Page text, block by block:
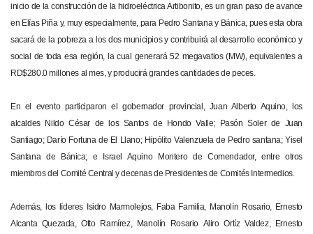
inicio de la construcción de la hidroeléctrica Artibonito, es un gran paso de avance
en Elías Piña y, muy especialmente, para Pedro Santana y Bánica, pues esta obra
sacará de la pobreza a los dos municipios y contribuirá al desarrollo económico y
social de toda esa región, la cual generará 52 megavatios (MW), equivalentes a
RD$280.0 millones al mes, y producirá grandes cantidades de peces.
En el evento participaron el gobernador provincial, Juan Alberto Aquino, los
alcaldes Nildo César de los Santos de Hondo Valle; Pasón Soler de Juan
Santiago; Darío Fortuna de El Llano; Hipólito Valenzuela de Pedro santana; Yisel
Santana de Bánica; e Israel Aquino Montero de Comendador, entre otros
miembros del Comité Central y decenas de Presidentes de Comités Intermedios.
Además, los líderes Isidro Marmolejos, Faba Familia, Manolín Rosario, Ernesto
Alcanta Quezada, Otto Ramírez, Manolín Rosario Aliro Ortíz Valdez, Ernesto